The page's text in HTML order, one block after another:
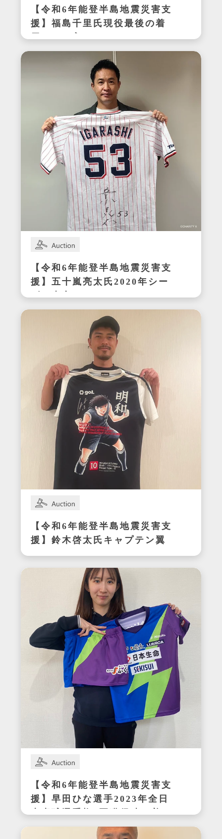
【令和6年能登半島地震災害支
援】福島千里氏現役最後の着
用サイン入りスパイク
【令和6年能登半島地震災害支
援】五十嵐亮太氏2020年シー
ズン東京ヤクルトスワローズ
在籍時の着用サイン入りユニ
【令和6年能登半島地震災害支
援】鈴木啓太氏キャプテン翼
CUP かつしか2024エキシビ
ジョンマッチ着用サイン入り
明和ユニフォーム
【令和6年能登半島地震災害支
援】早田ひな選手2023年全日
本卓球選手権3冠獲得時の着用
サイン入りセットアップ